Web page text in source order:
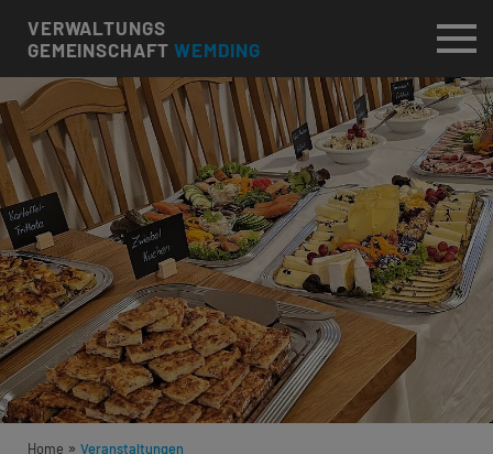
VERWALTUNGS
GEMEINSCHAFTWEMDING
Home » Veranstaltungen